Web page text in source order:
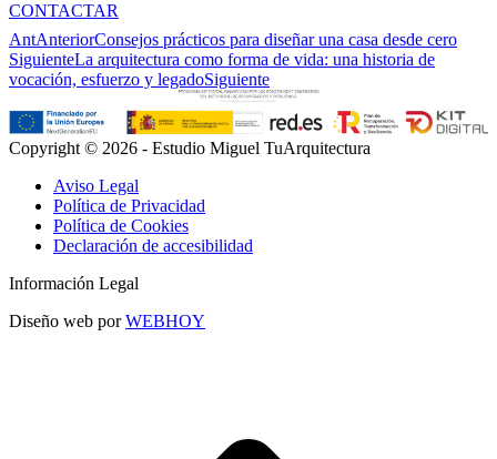
CONTACTAR
AntAnteriorConsejos prácticos para diseñar una casa desde cero
SiguienteLa arquitectura como forma de vida: una historia de
vocación, esfuerzo y legadoSiguiente
Copyright © 2026 - Estudio Miguel TuArquitectura
Aviso Legal
Política de Privacidad
Política de Cookies
Declaración de accesibilidad
Información Legal
Diseño web porWEBHOY